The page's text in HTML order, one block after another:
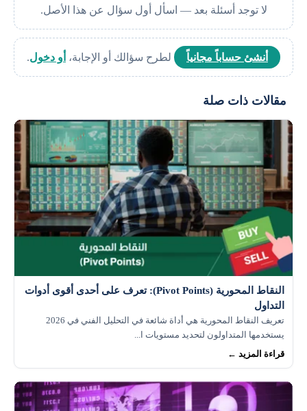
لا توجد أسئلة بعد — اسأل أول سؤال عن هذا الأصل.
أنشئ حساباً مجانياً لطرح سؤالك أو الإجابة، أو دخول.
مقالات ذات صلة
النقاط المحورية (Pivot Points): تعرف على أحدى أقوى أدوات
التداول
تعريف النقاط المحورية هي أداة شائعة في التحليل الفني في 2026
يستخدمها المتداولون لتحديد مستويات ا...
قراءة المزيد ←